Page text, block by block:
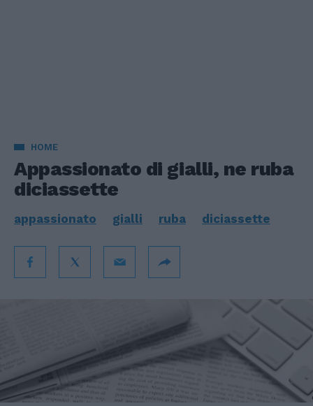
HOME
Appassionato di gialli, ne ruba
diciassette
appassionato gialli ruba diciassette